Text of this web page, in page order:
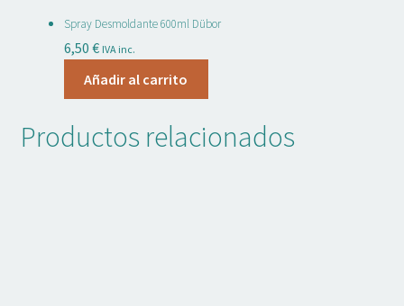
Spray Desmoldante 600ml Dübor
6,50 € IVA inc.
Añadir al carrito
Productos relacionados